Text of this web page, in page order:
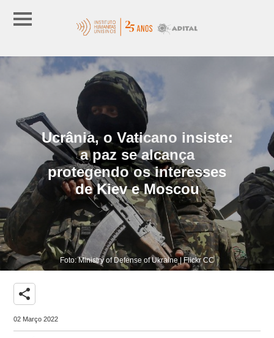
Ucrânia, o Vaticano insiste:
a paz se alcança
protegendo os interesses
de Kiev e Moscou
Foto: Ministry of Defense of Ukraine | Flickr CC
share
02 Março 2022